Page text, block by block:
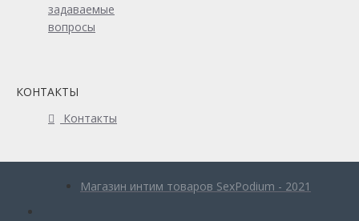
задаваемые
вопросы
КОНТАКТЫ
Контакты
Магазин интим товаров SexPodium - 2021